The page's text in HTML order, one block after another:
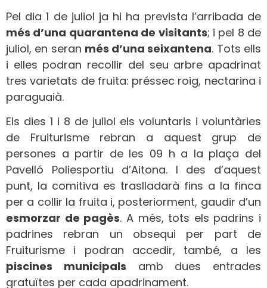
Pel dia 1 de juliol ja hi ha prevista l’arribada de
més d’una quarantena de visitants; i pel 8 de
juliol, en seran més d’una seixantena. Tots ells
i elles podran recollir del seu arbre apadrinat
tres varietats de fruita: préssec roig, nectarina i
paraguaià.
Els dies 1 i 8 de juliol els voluntaris i voluntàries
de Fruiturisme rebran a aquest grup de
persones a partir de les 09 h a la plaça del
Pavelló Poliesportiu d’Aitona. I des d’aquest
punt, la comitiva es traslladarà fins a la finca
per a collir la fruita i, posteriorment, gaudir d’un
esmorzar de pagès. A més, tots els padrins i
padrines rebran un obsequi per part de
Fruiturisme i podran accedir, també, a les
piscines municipals amb dues entrades
gratuïtes per cada apadrinament.